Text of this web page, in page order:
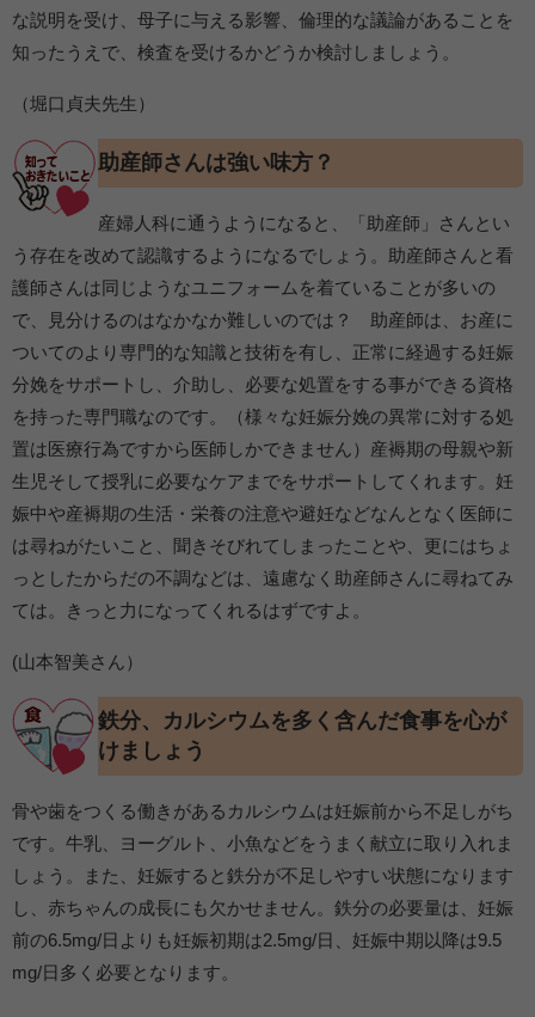
な説明を受け、母子に与える影響、倫理的な議論があることを
知ったうえで、検査を受けるかどうか検討しましょう。
（堀口貞夫先生）
助産師さんは強い味方？
産婦人科に通うようになると、「助産師」さんとい
う存在を改めて認識するようになるでしょう。助産師さんと看
護師さんは同じようなユニフォームを着ていることが多いの
で、見分けるのはなかなか難しいのでは？ 助産師は、お産に
ついてのより専門的な知識と技術を有し、正常に経過する妊娠
分娩をサポートし、介助し、必要な処置をする事ができる資格
を持った専門職なのです。（様々な妊娠分娩の異常に対する処
置は医療行為ですから医師しかできません）産褥期の母親や新
生児そして授乳に必要なケアまでをサポートしてくれます。妊
娠中や産褥期の生活・栄養の注意や避妊などなんとなく医師に
は尋ねがたいこと、聞きそびれてしまったことや、更にはちょ
っとしたからだの不調などは、遠慮なく助産師さんに尋ねてみ
ては。きっと力になってくれるはずですよ。
(山本智美さん）
鉄分、カルシウムを多く含んだ食事を心が
けましょう
骨や歯をつくる働きがあるカルシウムは妊娠前から不足しがち
です。牛乳、ヨーグルト、小魚などをうまく献立に取り入れま
しょう。また、妊娠すると鉄分が不足しやすい状態になります
し、赤ちゃんの成長にも欠かせません。鉄分の必要量は、妊娠
前の6.5mg/日よりも妊娠初期は2.5mg/日、妊娠中期以降は9.5
mg/日多く必要となります。